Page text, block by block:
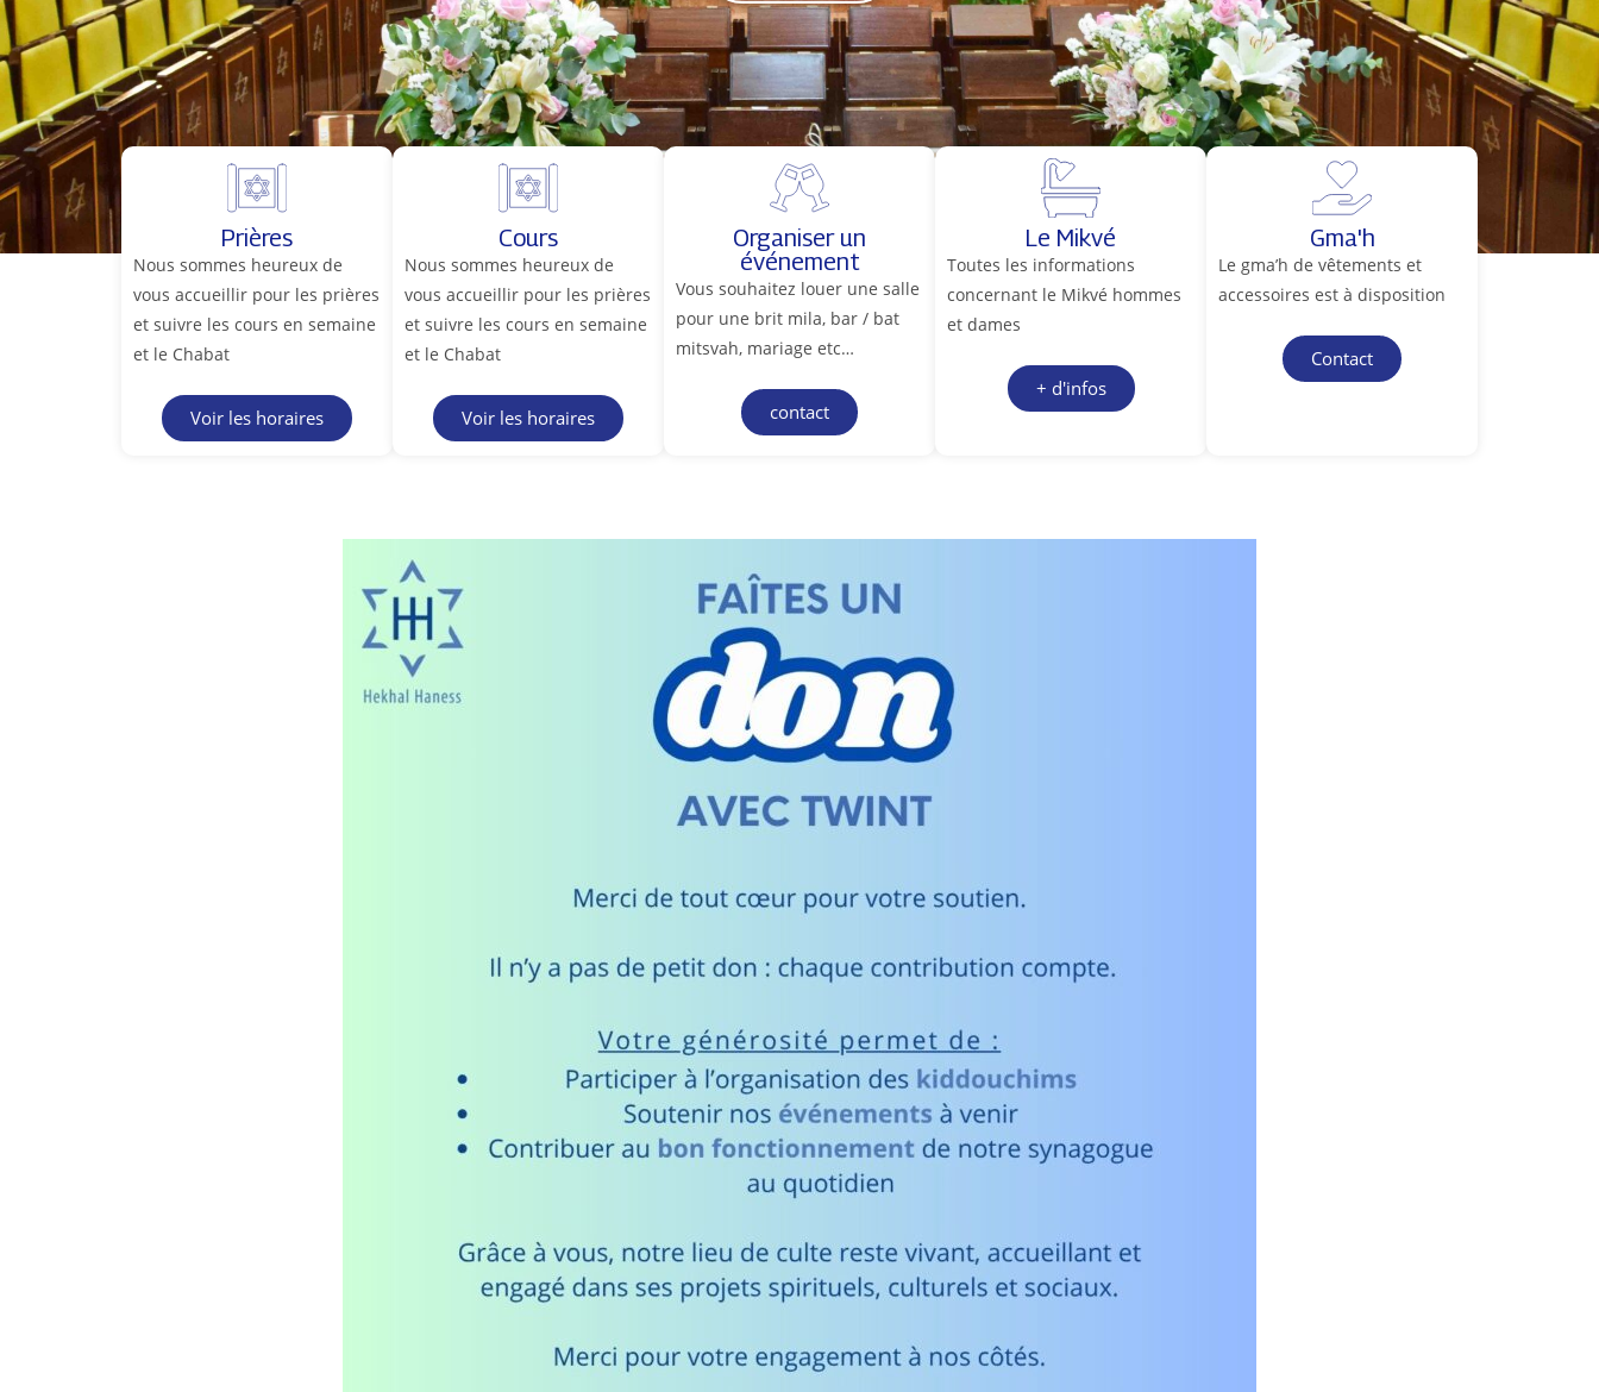
Prières
Nous sommes heureux de
vous accueillir pour les prières
et suivre les cours en semaine
et le Chabat
Voir les horaires
Cours
Nous sommes heureux de
vous accueillir pour les prières
et suivre les cours en semaine
et le Chabat
Voir les horaires
Organiser un
événement
Vous souhaitez louer une salle
pour une brit mila, bar / bat
mitsvah, mariage etc…
contact
Le Mikvé
Toutes les informations
concernant le Mikvé hommes
et dames
+ d'infos
Gma'h
Le gma’h de vêtements et
accessoires est à disposition
Contact